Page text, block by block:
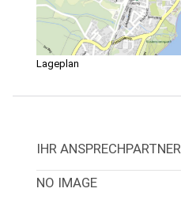
Lageplan
IHR ANSPRECHPARTNER
NO IMAGE